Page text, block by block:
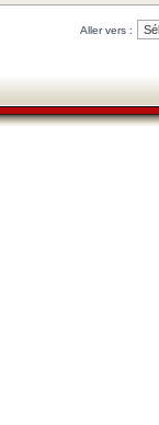
Aller vers :